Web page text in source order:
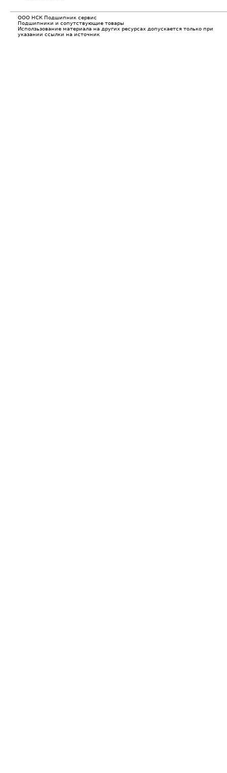
ООО НСК Подшипник сервис
Подшипники и сопутствующие товары
Исползьзование материала на других ресурсах допускается только при
указании ссылки на источник